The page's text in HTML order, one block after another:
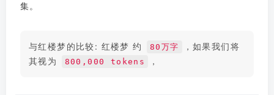
集。
与红楼梦的比较: 红楼梦 约 80万字
，如果我们将
其视为
800,000 tokens ，